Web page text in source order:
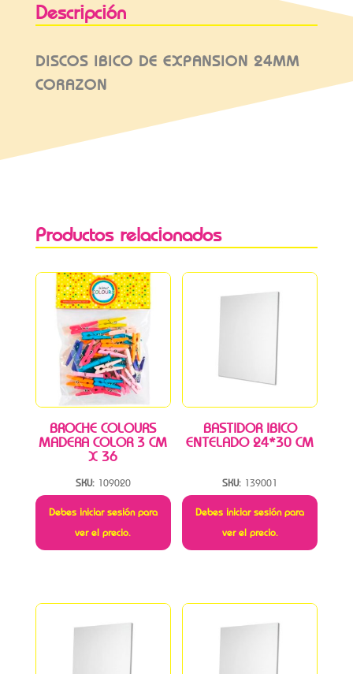
Descripción
DISCOS IBICO DE EXPANSION 24MM
CORAZON
Productos relacionados
BROCHE COLOURS
MADERA COLOR 3 CM
X 36
SKU: 109020
Debes iniciar sesión para
ver el precio.
BASTIDOR IBICO
ENTELADO 24*30 CM
SKU: 139001
Debes iniciar sesión para
ver el precio.